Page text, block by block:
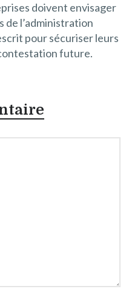
doivent envisager
de l’administration
pour sécuriser leurs
future.